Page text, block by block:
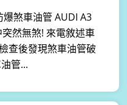
煞車油管 AUDI A3
然無煞! 來電敘述車
查後發現煞車油管破
管...